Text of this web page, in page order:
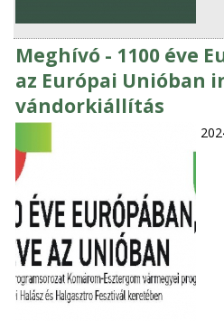
Meghívó - 1100 éve
az Európai Unióban
vándorkiállítás